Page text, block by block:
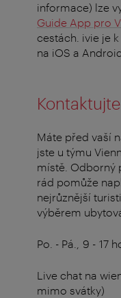
informace) lze
Guide App pro
cestách. ivie je
na iOS a
Máte před vaší
jste u týmu
místě. Odborný
rád pomůže
nejrůznější
výběrem
Po. - Pá., 9 - 17
Live chat na
mimo svátky)